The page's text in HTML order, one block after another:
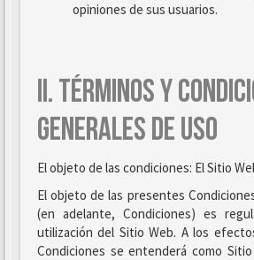
opiniones de sus usuarios.
II. TÉRMINOS Y
GENERALES DE USO
El objeto de las condiciones: El Sitio
El objeto de las presentes
(en adelante, Condiciones) es
utilización del Sitio Web. A los
Condiciones se entenderá como